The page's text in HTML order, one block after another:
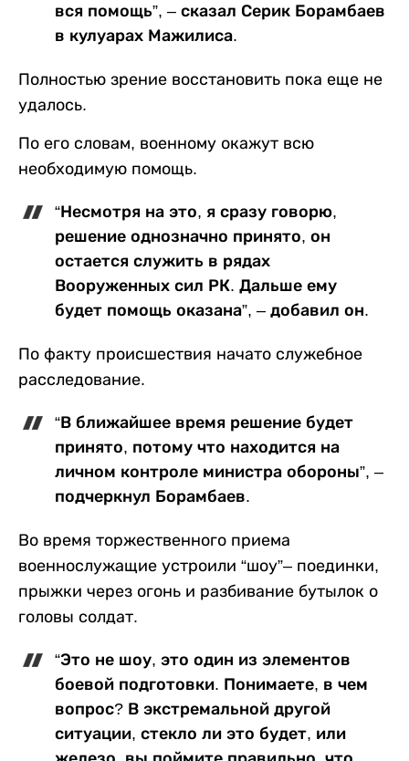
вся помощь”, – сказал Серик Борамбаев
в кулуарах Мажилиса.
Полностью зрение восстановить пока еще не
удалось.
По его словам, военному окажут всю
необходимую помощь.
“Несмотря на это, я сразу говорю,
решение однозначно принято, он
остается служить в рядах
Вооруженных сил РК. Дальше ему
будет помощь оказана”, – добавил он.
По факту происшествия начато служебное
расследование.
“В ближайшее время решение будет
принято, потому что находится на
личном контроле министра обороны”, –
подчеркнул Борамбаев.
Во время торжественного приема
военнослужащие устроили “шоу”– поединки,
прыжки через огонь и разбивание бутылок о
головы солдат.
“Это не шоу, это один из элементов
боевой подготовки. Понимаете, в чем
вопрос? В экстремальной другой
ситуации, стекло ли это будет, или